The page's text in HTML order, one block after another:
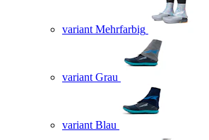
variant Mehrfarbig
variant Grau
variant Blau